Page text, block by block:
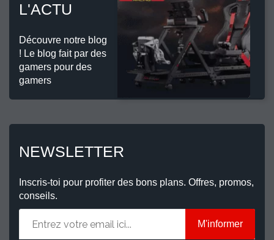
L'ACTU
Découvre notre blog
! Le blog fait par des
gamers pour des
gamers
NEWSLETTER
Inscris-toi pour profiter des bons plans. Offres, promos,
conseils.
M'informer